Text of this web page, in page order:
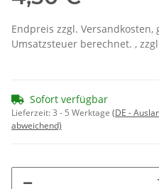
Endpreis zzgl. Versandkosten,
Umsatzsteuer berechnet. ,
Sofort verfügbar
Lieferzeit:3 - 5 Werktage (DE -
abweichend)